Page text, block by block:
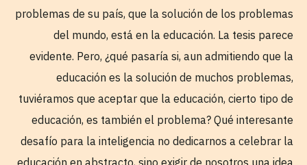
problemas de su país, que la solución de los problemas
del mundo, está en la educación. La tesis parece
evidente. Pero, ¿qué pasaría si, aun admitiendo que la
educación es la solución de muchos problemas,
tuviéramos que aceptar que la educación, cierto tipo de
educación, es también el problema? Qué interesante
desafío para la inteligencia no dedicarnos a celebrar la
educación en abstracto, sino exigir de nosotros una idea